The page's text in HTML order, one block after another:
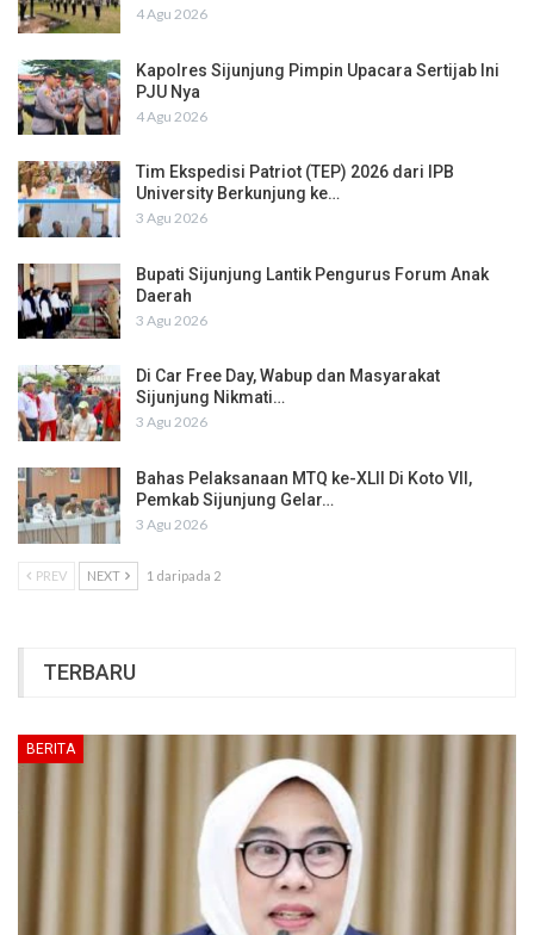
4 Agu 2026
Kapolres Sijunjung Pimpin Upacara Sertijab Ini
PJU Nya
4 Agu 2026
Tim Ekspedisi Patriot (TEP) 2026 dari IPB
University Berkunjung ke…
3 Agu 2026
Bupati Sijunjung Lantik Pengurus Forum Anak
Daerah
3 Agu 2026
Di Car Free Day, Wabup dan Masyarakat
Sijunjung Nikmati…
3 Agu 2026
Bahas Pelaksanaan MTQ ke-XLII Di Koto VII,
Pemkab Sijunjung Gelar…
3 Agu 2026
PREV NEXT 1 daripada 2
TERBARU
BERITA